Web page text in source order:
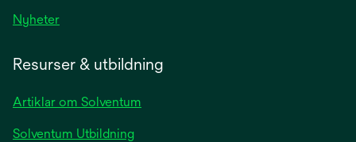
Nyheter
Resurser & utbildning
Artiklar om Solventum
Solventum Utbildning